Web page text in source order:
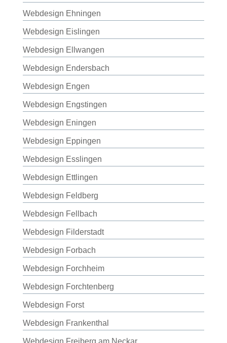
Webdesign Ehningen
Webdesign Eislingen
Webdesign Ellwangen
Webdesign Endersbach
Webdesign Engen
Webdesign Engstingen
Webdesign Eningen
Webdesign Eppingen
Webdesign Esslingen
Webdesign Ettlingen
Webdesign Feldberg
Webdesign Fellbach
Webdesign Filderstadt
Webdesign Forbach
Webdesign Forchheim
Webdesign Forchtenberg
Webdesign Forst
Webdesign Frankenthal
Webdesign Freiberg am Neckar